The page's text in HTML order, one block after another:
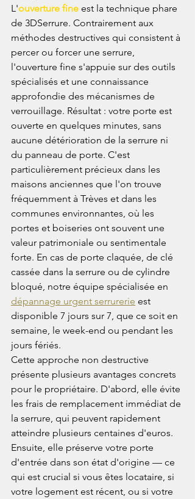
L'ouverture fine est la technique phare
de 3DSerrure. Contrairement aux
méthodes destructives qui consistent à
percer ou forcer une serrure,
l'ouverture fine s'appuie sur des outils
spécialisés et une connaissance
approfondie des mécanismes de
verrouillage. Résultat : votre porte est
ouverte en quelques minutes, sans
aucune détérioration de la serrure ni
du panneau de porte. C'est
particulièrement précieux dans les
maisons anciennes que l'on trouve
fréquemment à Trèves et dans les
communes environnantes, où les
portes et boiseries ont souvent une
valeur patrimoniale ou sentimentale
forte. En cas de porte claquée, de clé
cassée dans la serrure ou de cylindre
bloqué, notre équipe spécialisée en
dépannage urgent serrurerie est
disponible 7 jours sur 7, que ce soit en
semaine, le week-end ou pendant les
jours fériés.
Cette approche non destructive
présente plusieurs avantages concrets
pour le propriétaire. D'abord, elle évite
les frais de remplacement immédiat de
la serrure, qui peuvent rapidement
atteindre plusieurs centaines d'euros.
Ensuite, elle préserve votre porte
d'entrée dans son état d'origine — ce
qui est crucial si vous êtes locataire, si
votre logement est récent, ou si votre